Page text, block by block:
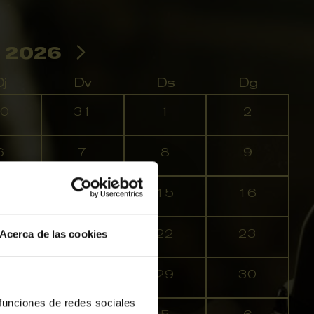
Acerca de las cookies
de redes sociales
2026
Dv Ds Dg
31 1 2
7 8 9
14 15 16
21 22 23
29 30